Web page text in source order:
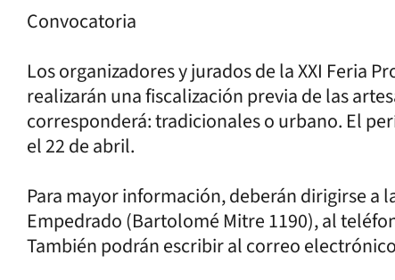
Convocatoria
Los organizadores y jurados de la XXI Feria
realizarán una fiscalización previa de las
corresponderá: tradicionales o urbano. El
el 22 de abril.
Para mayor información, deberán dirigirse a
Empedrado (Bartolomé Mitre 1190), al
También podrán escribir al correo